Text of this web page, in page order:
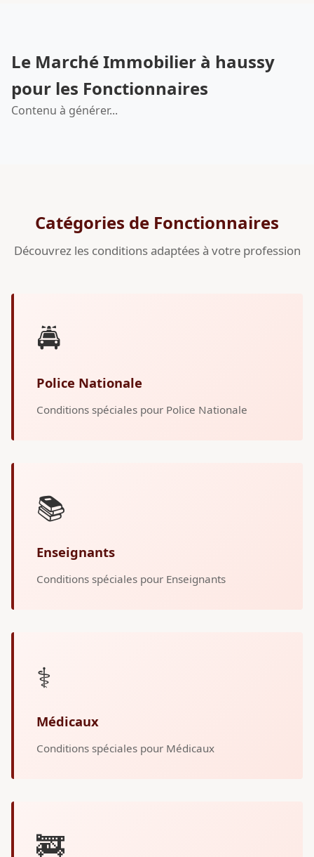
Le Marché Immobilier à haussy
pour les Fonctionnaires
Contenu à générer...
Catégories de Fonctionnaires
Découvrez les conditions adaptées à votre profession
🚔
Police Nationale
Conditions spéciales pour Police Nationale
📚
Enseignants
Conditions spéciales pour Enseignants
⚕️
Médicaux
Conditions spéciales pour Médicaux
🚒